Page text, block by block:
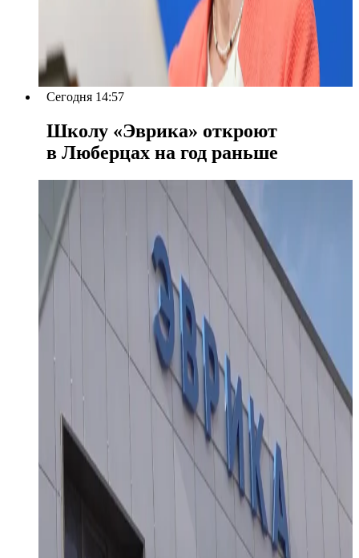
Сегодня 14:57
Школу «Эврика» откроют
в Люберцах на год раньше